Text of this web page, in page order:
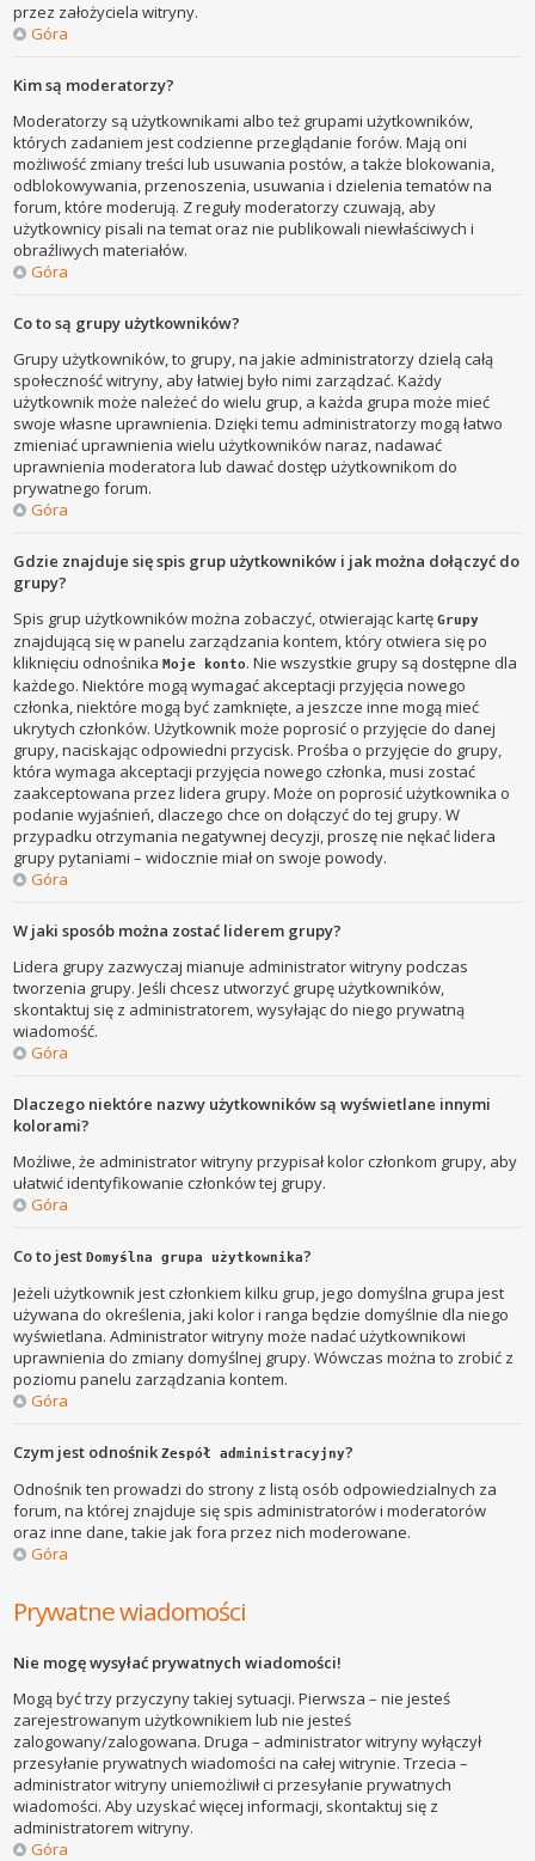
przez założyciela witryny.
Góra
Kim są moderatorzy?
Moderatorzy są użytkownikami albo też grupami użytkowników,
których zadaniem jest codzienne przeglądanie forów. Mają oni
możliwość zmiany treści lub usuwania postów, a także blokowania,
odblokowywania, przenoszenia, usuwania i dzielenia tematów na
forum, które moderują. Z reguły moderatorzy czuwają, aby
użytkownicy pisali na temat oraz nie publikowali niewłaściwych i
obraźliwych materiałów.
Góra
Co to są grupy użytkowników?
Grupy użytkowników, to grupy, na jakie administratorzy dzielą całą
społeczność witryny, aby łatwiej było nimi zarządzać. Każdy
użytkownik może należeć do wielu grup, a każda grupa może mieć
swoje własne uprawnienia. Dzięki temu administratorzy mogą łatwo
zmieniać uprawnienia wielu użytkowników naraz, nadawać
uprawnienia moderatora lub dawać dostęp użytkownikom do
prywatnego forum.
Góra
Gdzie znajduje się spis grup użytkowników i jak można dołączyć do
grupy?
Spis grup użytkowników można zobaczyć, otwierając kartęGrupy
znajdującą się w panelu zarządzania kontem, który otwiera się po
kliknięciu odnośnikaMoje konto. Nie wszystkie grupy są dostępne dla
każdego. Niektóre mogą wymagać akceptacji przyjęcia nowego
członka, niektóre mogą być zamknięte, a jeszcze inne mogą mieć
ukrytych członków. Użytkownik może poprosić o przyjęcie do danej
grupy, naciskając odpowiedni przycisk. Prośba o przyjęcie do grupy,
która wymaga akceptacji przyjęcia nowego członka, musi zostać
zaakceptowana przez lidera grupy. Może on poprosić użytkownika o
podanie wyjaśnień, dlaczego chce on dołączyć do tej grupy. W
przypadku otrzymania negatywnej decyzji, proszę nie nękać lidera
grupy pytaniami – widocznie miał on swoje powody.
Góra
W jaki sposób można zostać liderem grupy?
Lidera grupy zazwyczaj mianuje administrator witryny podczas
tworzenia grupy. Jeśli chcesz utworzyć grupę użytkowników,
skontaktuj się z administratorem, wysyłając do niego prywatną
wiadomość.
Góra
Dlaczego niektóre nazwy użytkowników są wyświetlane innymi
kolorami?
Możliwe, że administrator witryny przypisał kolor członkom grupy, aby
ułatwić identyfikowanie członków tej grupy.
Góra
Co to jestDomyślna grupa użytkownika?
Jeżeli użytkownik jest członkiem kilku grup, jego domyślna grupa jest
używana do określenia, jaki kolor i ranga będzie domyślnie dla niego
wyświetlana. Administrator witryny może nadać użytkownikowi
uprawnienia do zmiany domyślnej grupy. Wówczas można to zrobić z
poziomu panelu zarządzania kontem.
Góra
Czym jest odnośnikZespół administracyjny?
Odnośnik ten prowadzi do strony z listą osób odpowiedzialnych za
forum, na której znajduje się spis administratorów i moderatorów
oraz inne dane, takie jak fora przez nich moderowane.
Góra
Prywatne wiadomości
Nie mogę wysyłać prywatnych wiadomości!
Mogą być trzy przyczyny takiej sytuacji. Pierwsza – nie jesteś
zarejestrowanym użytkownikiem lub nie jesteś
zalogowany/zalogowana. Druga – administrator witryny wyłączył
przesyłanie prywatnych wiadomości na całej witrynie. Trzecia –
administrator witryny uniemożliwił ci przesyłanie prywatnych
wiadomości. Aby uzyskać więcej informacji, skontaktuj się z
administratorem witryny.
Góra